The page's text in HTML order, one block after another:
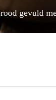
gevuld